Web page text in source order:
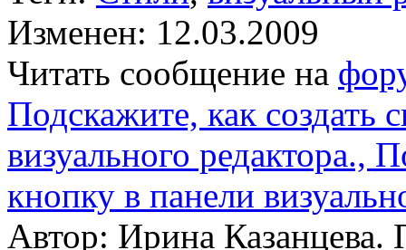
Изменен: 12.03.2009
Читать сообщение на
Подскажите, как создать
визуального редактора.,
кнопку в панели
Автор: Ирина Казанцева.